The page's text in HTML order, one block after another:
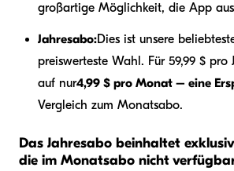
großartige Möglichkeit, die App
Jahresabo:Dies ist unsere
preiswerteste Wahl. Für 59,99 $ pro
auf nur4,99 $ pro Monat – eine
Vergleich zum Monatsabo.
Das Jahresabo beinhaltet
die im Monatsabo nicht